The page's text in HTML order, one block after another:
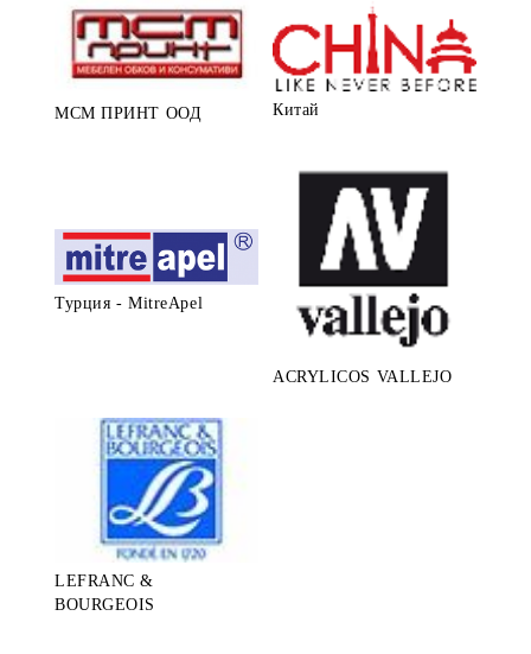
МСМ ПРИНТ ООД Китай
Турция - MitreApel
ACRYLICOS VALLEJO
LEFRANC &
BOURGEOIS